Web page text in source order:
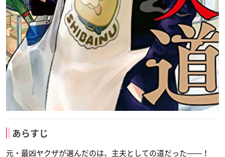
あらすじ
元・最凶ヤクザが選んだのは、主夫としての道だった――！